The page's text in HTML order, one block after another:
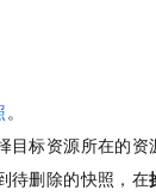
。
标资源所在的资
待删除的快照，在